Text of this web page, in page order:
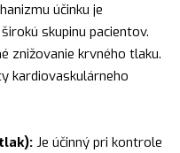
účinku je
skupinu pacientov.
znižovanie krvného tlaku.
kardiovaskulárneho
Je účinný pri kontrole